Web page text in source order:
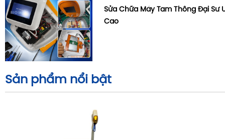
Sửa Chữa Máy Tam Thông Đại Sư
Cao
Sản phẩm nổi bật